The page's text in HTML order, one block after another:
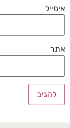
אימייל
אתר